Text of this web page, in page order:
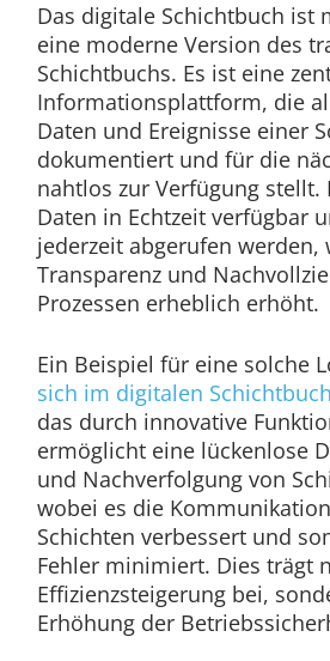
Das digitale Schichtbuch ist
eine moderne Version des
Schichtbuchs. Es ist eine
Informationsplattform, die
Daten und Ereignisse einer
dokumentiert und für die
nahtlos zur Verfügung stellt.
Daten in Echtzeit verfügbar
jederzeit abgerufen werden,
Transparenz und
Prozessen erheblich erhöht.
Ein Beispiel für eine solche
sich im digitalen
das durch innovative
ermöglicht eine lückenlose
und Nachverfolgung von
wobei es die
Schichten verbessert und
Fehler minimiert. Dies trägt
Effizienzsteigerung bei,
Erhöhung der